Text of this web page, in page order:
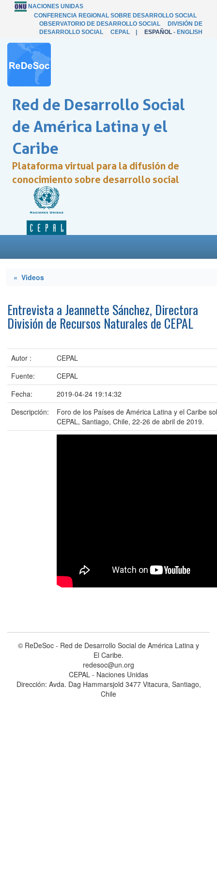
NACIONES UNIDAS
CONFERENCIA REGIONAL SOBRE DESARROLLO SOCIAL
OBSERVATORIO DE DESARROLLO SOCIAL
DIVISIÓN DE
DESARROLLO SOCIAL
CEPAL ESPAÑOL - ENGLISH
Red de Desarrollo Social
de América Latina y el
Caribe
Plataforma virtual para la difusión de
conocimiento sobre desarrollo social
« Videos
Entrevista a Jeannette Sánchez, Directora
División de Recursos Naturales de CEPAL
Autor :
CEPAL
Fuente:
CEPAL
Fecha:
2019-04-24 19:14:32
Descripción:
Foro de los Países de América Latina y el Caribe
CEPAL, Santiago, Chile, 22-26 de abril de 2019.
© ReDeSoc - Red de Desarrollo Social de América Latina y
El Caribe.
redesoc@un.org
CEPAL - Naciones Unidas
Dirección: Avda. Dag Hammarsjold 3477 Vitacura, Santiago,
Chile